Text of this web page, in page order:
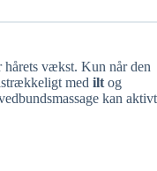
vækst. Kun når den
med ilt og
kan aktivt